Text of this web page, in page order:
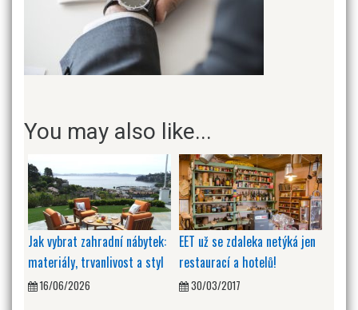
You may also like...
Jak vybrat zahradní nábytek:
materiály, trvanlivost a styl
16/06/2026
EET už se zdaleka netýká jen
restaurací a hotelů!
30/03/2017